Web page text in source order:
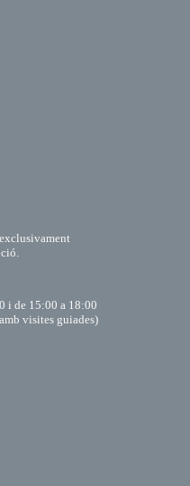
i de 15:00 a 18:00
visites guiades)